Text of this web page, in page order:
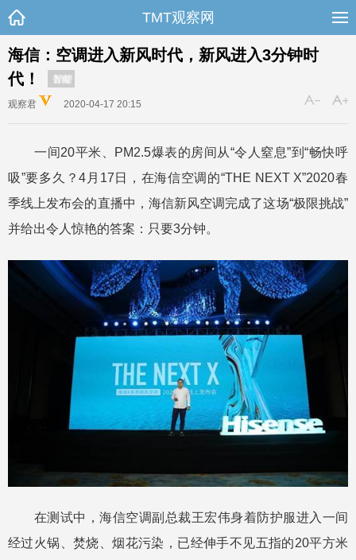
TMT观察网
海信：空调进入新风时代，新风进入3分钟时
代！
智能
观察君 2020-04-17 20:15
一间20平米、PM2.5爆表的房间从“令人窒息”到“畅快呼
吸”要多久？4月17日，在海信空调的“THE NEXT X”2020春
季线上发布会的直播中，海信新风空调完成了这场“极限挑战”
并给出令人惊艳的答案：只要3分钟。
在测试中，海信空调副总裁王宏伟身着防护服进入一间
经过火锅、焚烧、烟花污染，已经伸手不见五指的20平方米